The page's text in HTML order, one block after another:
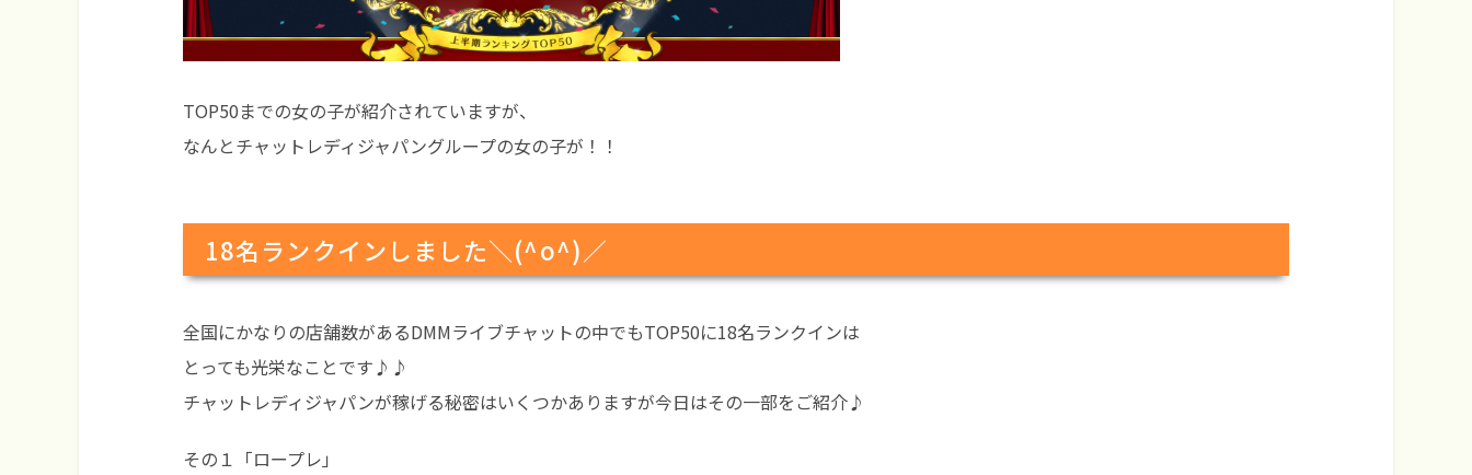
TOP50までの女の子が紹介されていますが、
なんとチャットレディジャパングループの女の子が！！
18名ランクインしました＼(^o^)／
全国にかなりの店舗数があるDMMライブチャットの中でもTOP50に18名ランクインは
とっても光栄なことです♪♪
チャットレディジャパンが稼げる秘密はいくつかありますが今日はその一部をご紹介♪
その１「ロープレ」